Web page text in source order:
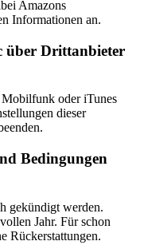
Amazons
Informationen an.
über Drittanbieter
oder iTunes
dieser
Bedingungen
gekündigt werden.
Jahr. Für schon
Rückerstattungen.